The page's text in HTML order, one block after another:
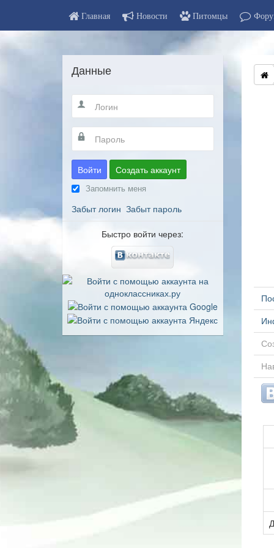
Главная Новости Питомцы
Данные
Войти Создать аккаунт
Запомнить меня
Забыт логин Забыт пароль
Быстро войти через: